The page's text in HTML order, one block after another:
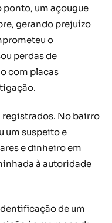
ponto, um açougue
gerando prejuízo
o
perdas de
com placas
No bairro
um suspeito e
e dinheiro em
à autoridade
de um